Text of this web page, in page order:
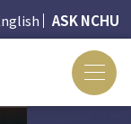
ASK NCHU